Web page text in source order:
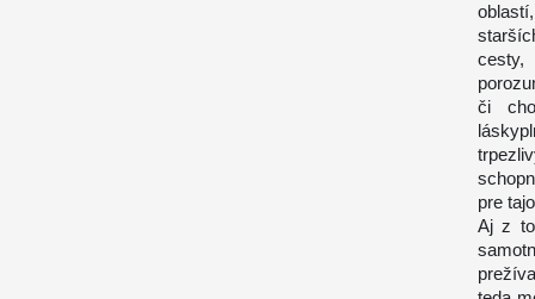
či
pre
Aj z